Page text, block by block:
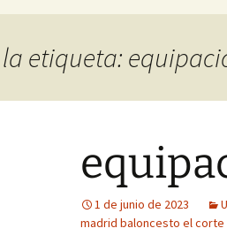
etiqueta:
1 de junio de 2023
madrid baloncesto el corte